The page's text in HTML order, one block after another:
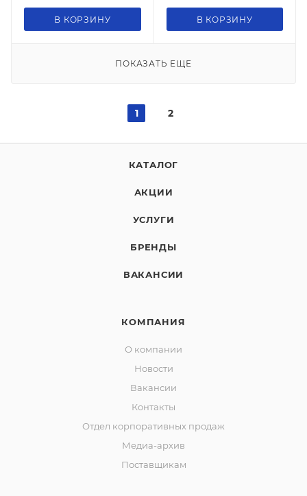
В КОРЗИНУ В КОРЗИНУ
ПОКАЗАТЬ ЕЩЕ
1 2
КАТАЛОГ
АКЦИИ
УСЛУГИ
БРЕНДЫ
ВАКАНСИИ
КОМПАНИЯ
О компании
Новости
Вакансии
Контакты
Отдел корпоративных продаж
Медиа-архив
Поставщикам